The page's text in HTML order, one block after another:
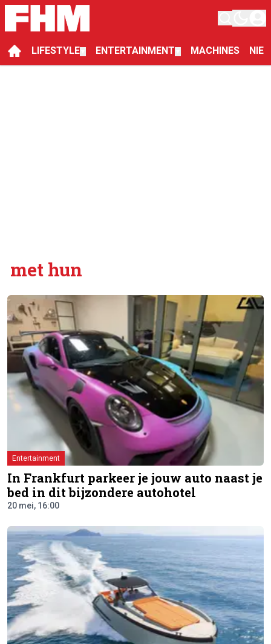
LIFESTYLE ENTERTAINMENT MACHINES
met hun
Entertainment
In Frankfurt parkeer je jouw auto naast je
bed in dit bijzondere autohotel
20 mei, 16:00